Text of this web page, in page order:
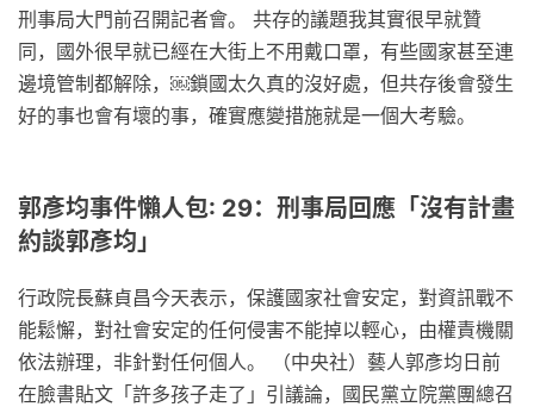
刑事局大門前召開記者會。 共存的議題我其實很早就贊
同，國外很早就已經在大街上不用戴口罩，有些國家甚至連
邊境管制都解除，￼鎖國太久真的沒好處，但共存後會發生
好的事也會有壞的事，確實應變措施就是一個大考驗。
郭彥均事件懶人包: 29：刑事局回應「沒有計畫
約談郭彥均」
行政院長蘇貞昌今天表示，保護國家社會安定，對資訊戰不
能鬆懈，對社會安定的任何侵害不能掉以輕心，由權責機關
依法辦理，非針對任何個人。 （中央社）藝人郭彥均日前
在臉書貼文「許多孩子走了」引議論，國民黨立院黨團總召